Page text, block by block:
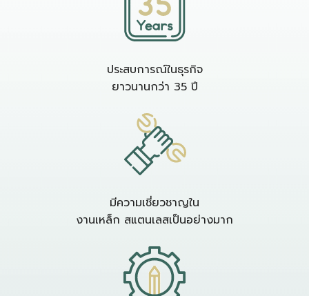
ประสบการณ์ในธุรกิจ
ยาวนานกว่า 35 ปี
มีความเชี่ยวชาญใน
งานเหล็ก สแตนเลสเป็นอย่างมาก